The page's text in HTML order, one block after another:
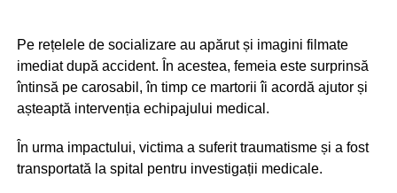
Pe rețelele de socializare au apărut și imagini filmate
imediat după accident. În acestea, femeia este surprinsă
întinsă pe carosabil, în timp ce martorii îi acordă ajutor și
așteaptă intervenția echipajului medical.
În urma impactului, victima a suferit traumatisme și a fost
transportată la spital pentru investigații medicale.